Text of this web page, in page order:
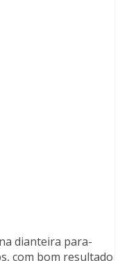
dianteira para-
com bom resultado